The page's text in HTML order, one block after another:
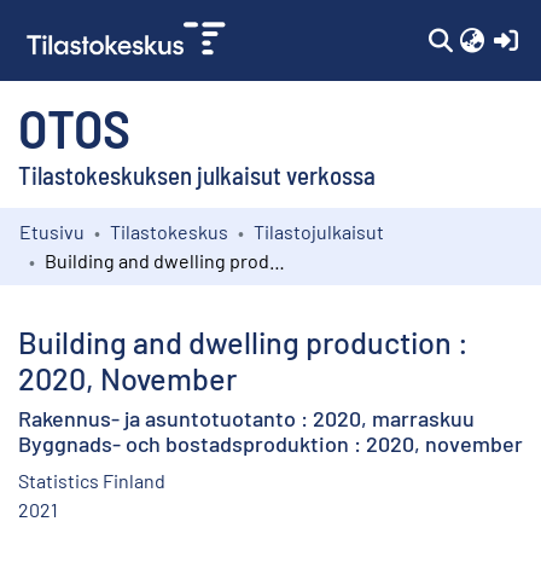
OTOS
Tilastokeskuksen julkaisut verkossa
Kokoelmat
Etusivu Tilastokeskus
Tilastojulkaisut
Building and dwelling production :
2020, November
Rakennus- ja asuntotuotanto : 2020, marraskuu
Byggnads- och bostadsproduktion : 2020, november
Statistics Finland
2021